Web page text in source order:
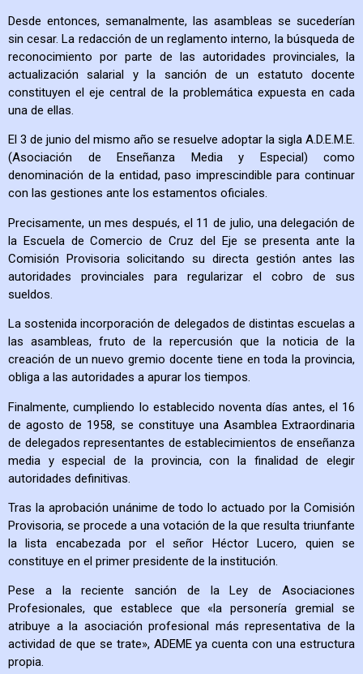
Desde entonces, semanalmente, las asambleas se sucederían
sin cesar. La redacción de un reglamento interno, la búsqueda de
reconocimiento por parte de las autoridades provinciales, la
actualización salarial y la sanción de un estatuto docente
constituyen el eje central de la problemática expuesta en cada
una de ellas.
El 3 de junio del mismo año se resuelve adoptar la sigla A.D.E.M.E.
(Asociación de Enseñanza Media y Especial) como
denominación de la entidad, paso imprescindible para continuar
con las gestiones ante los estamentos oficiales.
Precisamente, un mes después, el 11 de julio, una delegación de
la Escuela de Comercio de Cruz del Eje se presenta ante la
Comisión Provisoria solicitando su directa gestión antes las
autoridades provinciales para regularizar el cobro de sus
sueldos.
La sostenida incorporación de delegados de distintas escuelas a
las asambleas, fruto de la repercusión que la noticia de la
creación de un nuevo gremio docente tiene en toda la provincia,
obliga a las autoridades a apurar los tiempos.
Finalmente, cumpliendo lo establecido noventa días antes, el 16
de agosto de 1958, se constituye una Asamblea Extraordinaria
de delegados representantes de establecimientos de enseñanza
media y especial de la provincia, con la finalidad de elegir
autoridades definitivas.
Tras la aprobación unánime de todo lo actuado por la Comisión
Provisoria, se procede a una votación de la que resulta triunfante
la lista encabezada por el señor Héctor Lucero, quien se
constituye en el primer presidente de la institución.
Pese a la reciente sanción de la Ley de Asociaciones
Profesionales, que establece que «la personería gremial se
atribuye a la asociación profesional más representativa de la
actividad de que se trate», ADEME ya cuenta con una estructura
propia.